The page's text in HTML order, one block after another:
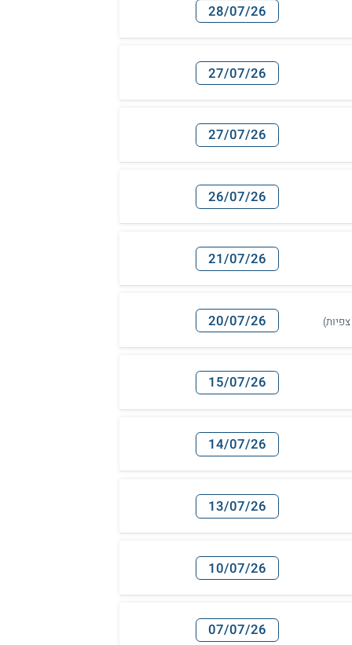
28/07/26
27/07/26
27/07/26
26/07/26
21/07/26
20/07/26
15/07/26
14/07/26
13/07/26
10/07/26
07/07/26